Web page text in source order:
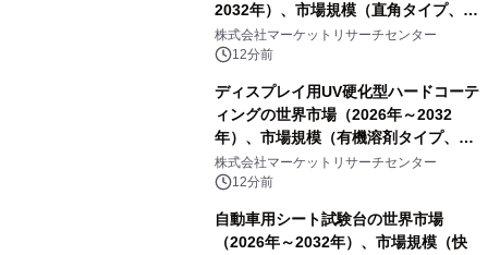
2032年）、市場規模（直角タイプ、T
型、Y型）・分析レポートを発表
株式会社マーケットリサーチセンター
12分前
ディスプレイ用UV硬化型ハードコーテ
ィングの世界市場（2026年～2032
年）、市場規模（有機溶剤タイプ、無
機溶剤タイプ、その他）・分析レポー
トを発表
株式会社マーケットリサーチセンター
12分前
自動車用シート試験台の世界市場
（2026年～2032年）、市場規模（快